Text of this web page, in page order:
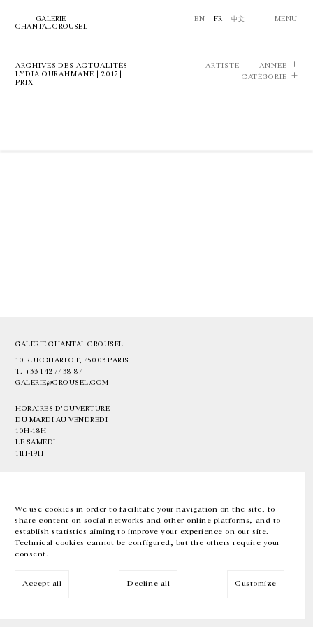
We use cookies in order to facilitate your navigation on the site, to
share content on social networks and other online platforms, and to
establish statistics aiming to improve your experience on our site.
Technical cookies cannot be configured, but the others require your
consent.
Accept all Decline all Customize
GALERIE
CHANTAL CROUSEL
EN FR 中文 MENU
ARCHIVES DES ACTUALITÉS
LYDIA OURAHMANE | 2017 |
PRIX
ARTISTE
ANNÉE
CATÉGORIE
GALERIE CHANTAL CROUSEL
10 RUE CHARLOT, 75003 PARIS
T. +33 1 42 77 38 87
GALERIE@CROUSEL.COM
HORAIRES D'OUVERTURE
DU MARDI AU VENDREDI
10H-18H
LE SAMEDI
11H-19H
EN FR 中文 Facebook Instagram
Inscrivez-vous à notre newsletter